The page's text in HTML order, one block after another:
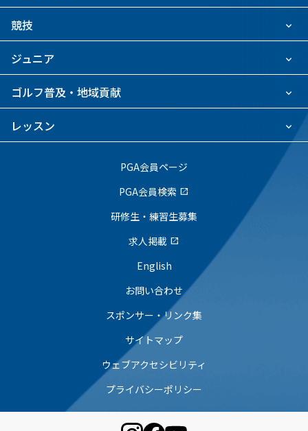
競技
ジュニア
ゴルフ普及・地域貢献
レッスン
PGA会員ページ
PGA会員検索 open_in_new
研修生・練習生募集
求人掲載 open_in_new
English
お問い合わせ
スポンサー・リンク集
サイトマップ
ウェブアクセシビリティ
プライバシーポリシー